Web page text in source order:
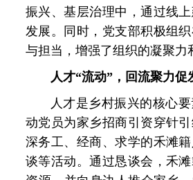
振兴、基层治理中，通过线
发展。同时，党支部积极组
与担当，增强了组织的凝聚力
人才“流动”，回流聚力促
人才是乡村振兴的核心
动党员为家乡招商引资穿针
深务工、经商、求学的禾滩
谈等活动。通过恳谈会，禾